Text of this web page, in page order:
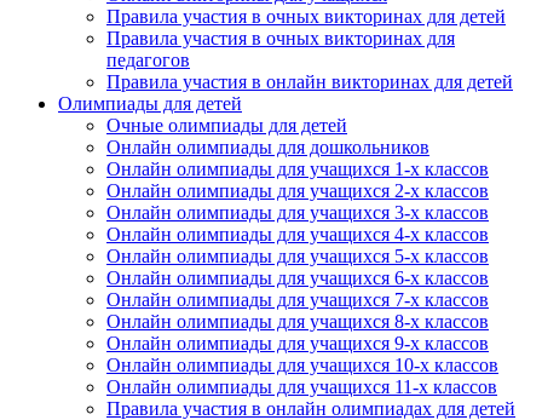
Правила участия в очных викторинах для детей
Правила участия в очных викторинах для
педагогов
Правила участия в онлайн викторинах для детей
Олимпиады для детей
Очные олимпиады для детей
Онлайн олимпиады для дошкольников
Онлайн олимпиады для учащихся 1-х классов
Онлайн олимпиады для учащихся 2-х классов
Онлайн олимпиады для учащихся 3-х классов
Онлайн олимпиады для учащихся 4-х классов
Онлайн олимпиады для учащихся 5-х классов
Онлайн олимпиады для учащихся 6-х классов
Онлайн олимпиады для учащихся 7-х классов
Онлайн олимпиады для учащихся 8-х классов
Онлайн олимпиады для учащихся 9-х классов
Онлайн олимпиады для учащихся 10-х классов
Онлайн олимпиады для учащихся 11-х классов
Правила участия в онлайн олимпиадах для детей
Организация
Подписаться